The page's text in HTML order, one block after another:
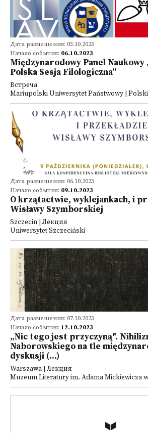
Дата размещения: 03.10.2023
Начало события: 06.10.2023
Międzynarodowy Panel Naukowy
Polska Sesja Filologiczna”
Встреча
Mariupolski Uniwersytet Państwowy |
Дата размещения: 06.10.2023
Начало события: 09.10.2023
O krzątactwie, wyklejankach, i
Wisławy Szymborskiej
Szczecin | Лекция
Uniwersytet Szczeciński
Дата размещения: 07.10.2023
Начало события: 12.10.2023
„Nic tego jest przyczyną".
Naborowskiego na tle
dyskusji (...)
Warszawa | Лекция
Muzeum Literatury im. Adama Mickiewicza